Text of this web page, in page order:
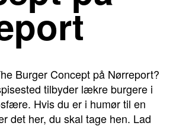
Burger Concept på Nørreport?
tilbyder lækre burgere i
Hvis du er i humør til en
det her, du skal tage hen. Lad